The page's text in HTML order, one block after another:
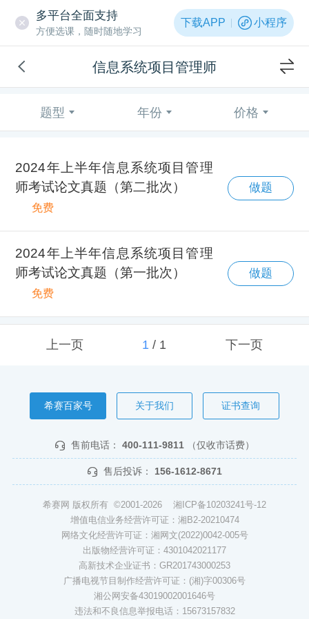
多平台全面支持
方便选课，随时随地学习
下载APP 小程序
信息系统项目管理师
题型 年份 价格
2024年上半年信息系统项目管理
师考试论文真题（第二批次）
免费
做题
2024年上半年信息系统项目管理
师考试论文真题（第一批次）
免费
做题
上一页 1/ 1 下一页
希赛百家号 关于我们 证书查询
售前电话： 400-111-9811 （仅收市话费）
售后投诉： 156-1612-8671
希赛网 版权所有 ©2001-2026 湘ICP备10203241号-12
增值电信业务经营许可证：湘B2-20210474
网络文化经营许可证：湘网文(2022)0042-005号
出版物经营许可证：4301042021177
高新技术企业证书：GR201743000253
广播电视节目制作经营许可证：(湘)字00306号
湘公网安备43019002001646号
违法和不良信息举报电话：15673157832